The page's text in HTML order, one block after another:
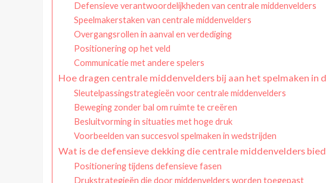
Defensieve verantwoordelijkheden van centrale middenvelders
Speelmakerstaken van centrale middenvelders
Overgangsrollen in aanval en verdediging
Positionering op het veld
Communicatie met andere spelers
Hoe dragen centrale middenvelders bij aan het spelmaken in
Sleutelpassingstrategieën voor centrale middenvelders
Beweging zonder bal om ruimte te creëren
Besluitvorming in situaties met hoge druk
Voorbeelden van succesvol spelmaken in wedstrijden
Wat is de defensieve dekking die centrale middenvelders
Positionering tijdens defensieve fasen
Drukstrategieën die door middenvelders worden toegepast